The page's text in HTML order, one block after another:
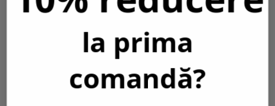
Grad protectie IP:
Bucati in pachet::
Capacitate luminoasa la finalul duratei de viata::
Da
Cicluri On/Off::100000 x
Frecventa de lucru:: 50-60Hz
la prima
comandă?